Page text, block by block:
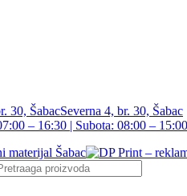
Severna 4, br. 30, Šabac